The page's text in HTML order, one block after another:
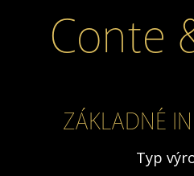
Conte
ZÁKLADNÉ
Typ